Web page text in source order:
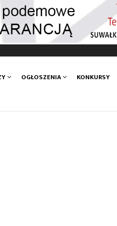
OGŁOSZENIA KONKURSY